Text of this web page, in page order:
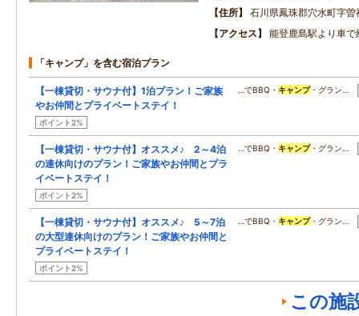
住所
石川県鳳珠郡穴水町字曽
アクセス
能登鹿島駅より車で
「キャンプ」を含む宿泊プラン
【一棟貸切・サウナ付】1泊プラン！ご家族
やお仲間とプライベートステイ！
ポイント2%
…でBBQ・ キャンプ・グラン…
【一棟貸切・サウナ付】オススメ♪ 2～4泊
の連休向けのプラン！ご家族やお仲間とプラ
イベートステイ！
ポイント2%
…でBBQ・ キャンプ・グラン…
【一棟貸切・サウナ付】オススメ♪ 5～7泊
の大型連休向けのプラン！ご家族やお仲間と
プライベートステイ！
ポイント2%
…でBBQ・ キャンプ・グラン…
この施